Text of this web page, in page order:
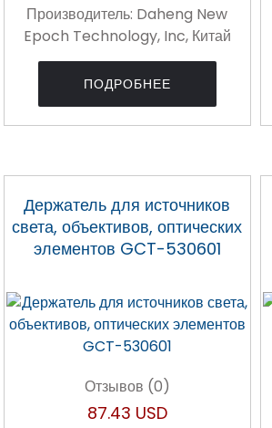
Производитель: Daheng New
Epoch Technology, Inc, Китай
ПОДРОБНЕЕ
Держатель для источников
света, объективов, оптических
элементов GCT-530601
Отзывов (0)
87.43 USD